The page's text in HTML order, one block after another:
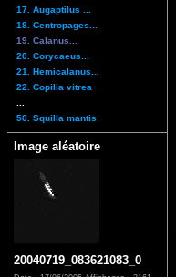
17. Augaptilus ...
18. Centropages...
19. Calanus...
20. Corycaeus...
21. Hemicalanus...
22. Copilia vitrea
50. Squilla mantis
Image aléatoire
20040719_083621083_0